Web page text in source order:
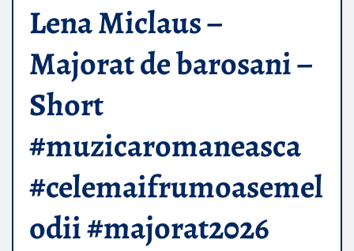
Lena Miclaus –
Majorat de barosani –
Short
#muzicaromaneasca
#celemaifrumoasemel
odii #majorat2026